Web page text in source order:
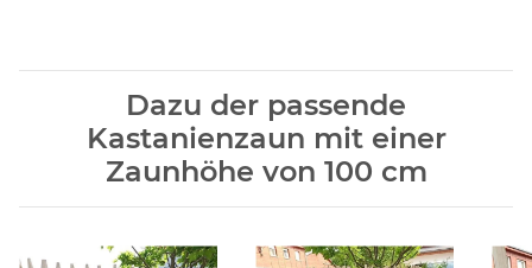
Dazu der passende
Kastanienzaun mit einer
Zaunhöhe von 100 cm